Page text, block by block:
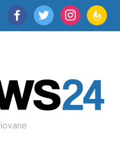
facebooktwitter instagram